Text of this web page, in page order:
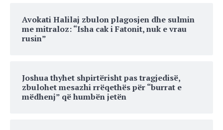
Avokati Halilaj zbulon plagosjen dhe sulmin
me mitraloz: “Isha cak i Fatonit, nuk e vrau
rusin”
Joshua thyhet shpirtërisht pas tragjedisë,
zbulohet mesazhi rrëqethës për “burrat e
mëdhenj” që humbën jetën